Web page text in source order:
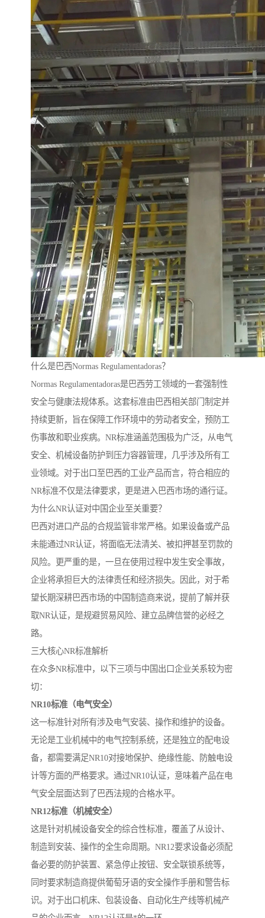
什么是巴西Normas Regulamentadoras？
Normas Regulamentadoras是巴西劳工领域的一套强制性
安全与健康法规体系。这套标准由巴西相关部门制定并
持续更新，旨在保障工作环境中的劳动者安全，预防工
伤事故和职业疾病。NR标准涵盖范围极为广泛，从电气
安全、机械设备防护到压力容器管理，几乎涉及所有工
业领域。对于出口至巴西的工业产品而言，符合相应的
NR标准不仅是法律要求，更是进入巴西市场的通行证。
为什么NR认证对中国企业至关重要？
巴西对进口产品的合规监管非常严格。如果设备或产品
未能通过NR认证，将面临无法清关、被扣押甚至罚款的
风险。更严重的是，一旦在使用过程中发生安全事故，
企业将承担巨大的法律责任和经济损失。因此，对于希
望长期深耕巴西市场的中国制造商来说，提前了解并获
取NR认证，是规避贸易风险、建立品牌信誉的必经之
路。
三大核心NR标准解析
在众多NR标准中，以下三项与中国出口企业关系较为密
切：
NR10标准（电气安全）
这一标准针对所有涉及电气安装、操作和维护的设备。
无论是工业机械中的电气控制系统，还是独立的配电设
备，都需要满足NR10对接地保护、绝缘性能、防触电设
计等方面的严格要求。通过NR10认证，意味着产品在电
气安全层面达到了巴西法规的合格水平。
NR12标准（机械安全）
这是针对机械设备安全的综合性标准，覆盖了从设计、
制造到安装、操作的全生命周期。NR12要求设备必须配
备必要的防护装置、紧急停止按钮、安全联锁系统等，
同时要求制造商提供葡萄牙语的安全操作手册和警告标
识。对于出口机床、包装设备、自动化生产线等机械产